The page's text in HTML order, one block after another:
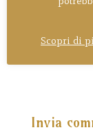
Invia
Scopri di